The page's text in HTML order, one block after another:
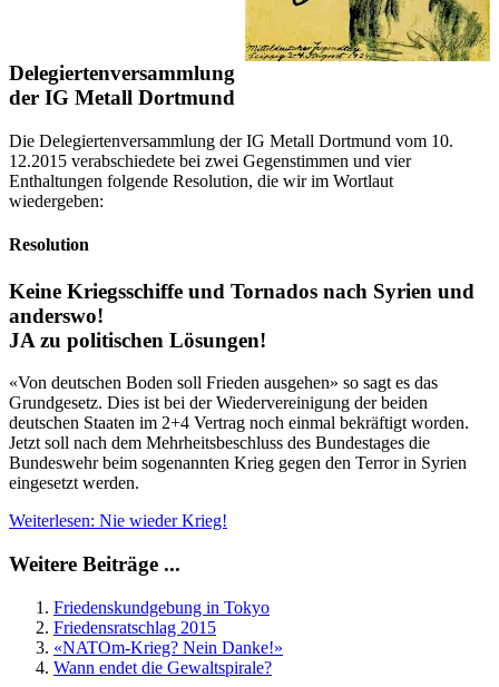
Delegiertenversammlung
der IG Metall Dortmund
Die Delegiertenversammlung der IG Metall Dortmund vom 10.
12.2015 verabschiedete bei zwei Gegenstimmen und vier
Enthaltungen folgende Resolution, die wir im Wortlaut
wiedergeben:
Resolution
Keine Kriegsschiffe und Tornados nach Syrien und
anderswo!
JA zu politischen Lösungen!
«Von deutschen Boden soll Frieden ausgehen» so sagt es das
Grundgesetz. Dies ist bei der Wiedervereinigung der beiden
deutschen Staaten im 2+4 Vertrag noch einmal bekräftigt worden.
Jetzt soll nach dem Mehrheitsbeschluss des Bundestages die
Bundeswehr beim sogenannten Krieg gegen den Terror in Syrien
eingesetzt werden.
Weiterlesen: Nie wieder Krieg!
Weitere Beiträge ...
Friedenskundgebung in Tokyo
Friedensratschlag 2015
«NATOm-Krieg? Nein Danke!»
Wann endet die Gewaltspirale?